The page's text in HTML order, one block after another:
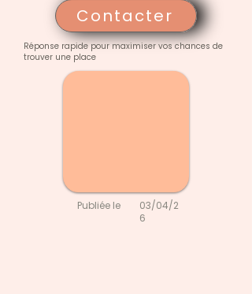
Contacter
Réponse rapide pour maximiser vos chances de
trouver une place
Publiée le
03/04/2
6